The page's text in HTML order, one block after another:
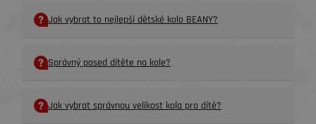
Jak vybrat to nejlepší dětské kolo BEANY?
Správný posed dítěte na kole?
Jak vybrat správnou velikost kola pro dítě?